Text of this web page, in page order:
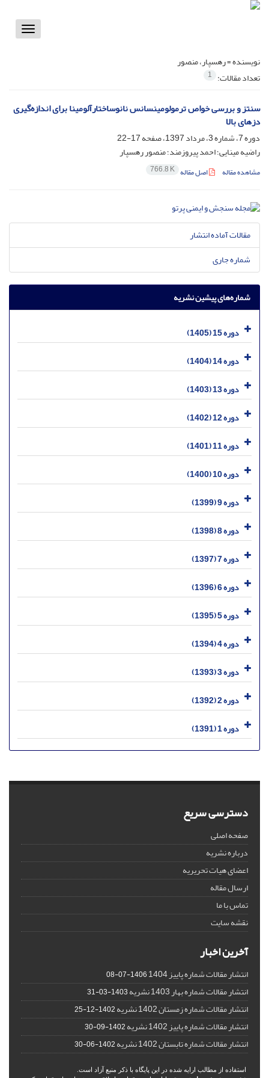
Toggle
نویسنده =رهسپار، منصور
تعداد مقالات: 1
سنتز و بررسی خواص ترمولومینسانس نانوساختارآلومینا برای اندازه‌گیری
دزهای بالا
دوره 7، شماره 3، مرداد 1397، صفحه
17-22
راضیه مینایی؛ احمد پیروزمند؛ منصور رهسپار
مشاهده مقاله اصل مقاله 766.8 K
مقالات آماده انتشار
شماره جاری
شماره‌های پیشین نشریه
دوره 15 (1405)
دوره 14 (1404)
دوره 13 (1403)
دوره 12 (1402)
دوره 11 (1401)
دوره 10 (1400)
دوره 9 (1399)
دوره 8 (1398)
دوره 7 (1397)
دوره 6 (1396)
دوره 5 (1395)
دوره 4 (1394)
دوره 3 (1393)
دوره 2 (1392)
دوره 1 (1391)
دسترسی سریع
صفحه اصلی
درباره نشریه
اعضای هیات تحریریه
ارسال مقاله
تماس با ما
نقشه سایت
آخرین اخبار
انتشار مقالات شماره پاییز 1404 1406-07-08
انتشار مقالات شماره بهار 1403 نشریه 1403-03-31
انتشار مقالات شماره زمستان 1402 نشریه 1402-12-25
انتشار مقالات شماره پاییز 1402 نشریه 1402-09-30
انتشار مقالات شماره تابستان 1402 نشریه 1402-06-30
استفاده از مطالب ارایه شده در این پایگاه با ذکر منبع آزاد است.